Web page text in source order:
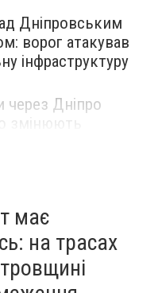
Дніпровським
ворог атакував
інфраструктуру
через Дніпро
має
на трасах